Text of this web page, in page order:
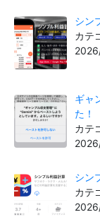
シン
カテ
ギャ
た！
カテ
シン
カテ